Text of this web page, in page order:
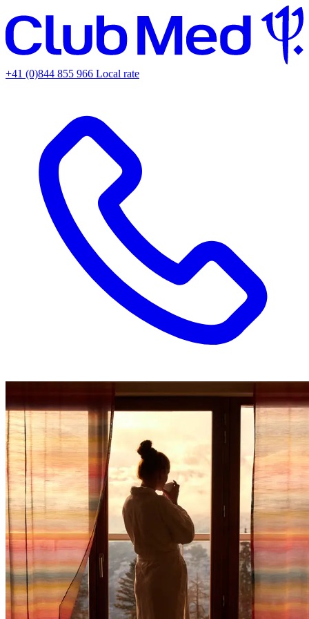
+41 (0)844 855 966 Local rate